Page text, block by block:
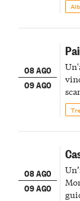
08 AGO
09 AGO
08 AGO
09 AGO